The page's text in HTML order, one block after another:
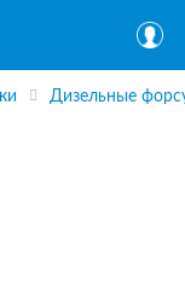
Дизельные